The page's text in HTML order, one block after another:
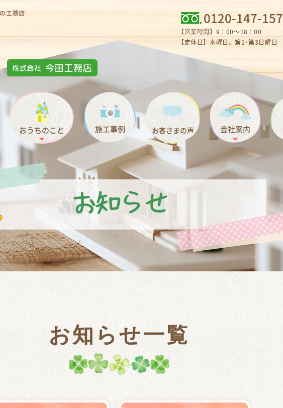
工務店 0120-147-157
【営業時間】9：00～18：00
【定休日】木曜日、第1･第3日曜日
おうちのこと 施工事例 お客さまの声 会社案内
お知らせ
お知らせ一覧